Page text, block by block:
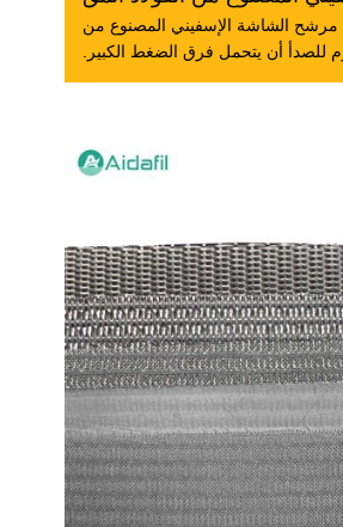
مرشح الشاشة الإسفيني المصنوع من
للصدأ أن يتحمل فرق الضغط الكبير.